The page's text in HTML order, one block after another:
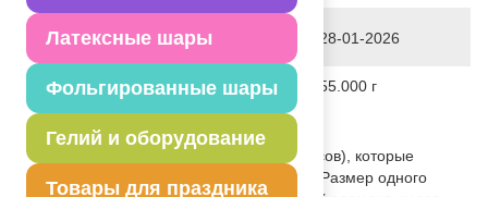
Латексные шары
Фольгированные шары
Гелий и оборудование
Товары для праздника
элемента
28-01-2026
Вес 55.000 г
Описание товара
Комплект содержит 12 элементов (конусов), которые
используются для составления звезды. Размер одного